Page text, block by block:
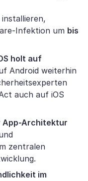
Infektion um bis
holt auf
Android weiterhin
auch auf iOS
App-Architektur
zentralen
im